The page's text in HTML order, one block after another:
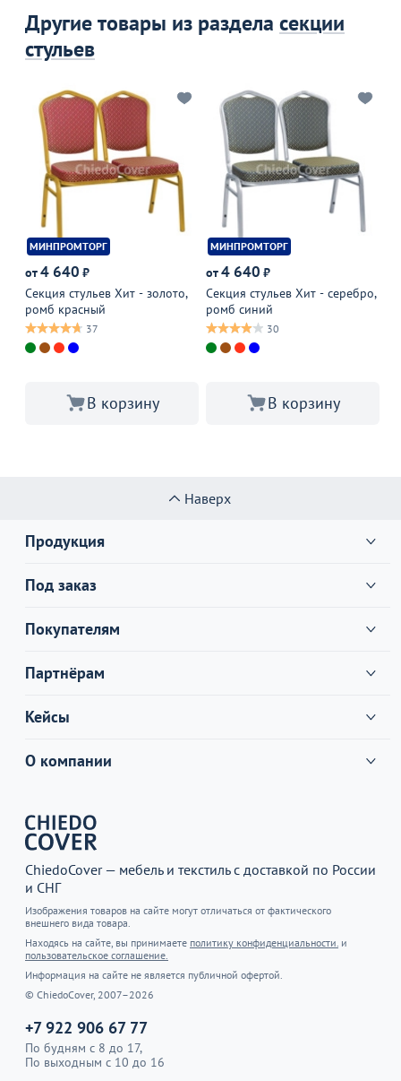
Другие товары из раздела секции
стульев
МИНПРОМТОРГ
от4 640 ₽
Секция стульев Хит - золото,
ромб красный
37
В корзину
МИНПРОМТОРГ
от4 640 ₽
Секция стульев Хит - серебро,
ромб синий
30
В корзину
Наверх
Продукция
Под заказ
Покупателям
Партнёрам
Кейсы
О компании
ChiedoCover — мебель и текстиль с доставкой по России
и СНГ
Изображения товаров на сайте могут отличаться от фактического
внешнего вида товара.
Находясь на сайте, вы принимаете политику конфиденциальности. и
пользовательское соглашение.
Информация на сайте не является публичной офертой.
© ChiedoCover, 2007–2026
+7 922 906 67 77
По будням с 8 до 17,
По выходным с 10 до 16